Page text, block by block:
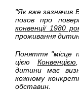
"Як вже зазначив
позов про
конвенції 1980
проживання
Поняття "місце
цією Конвенцією
дитини має
кожному
обставин.